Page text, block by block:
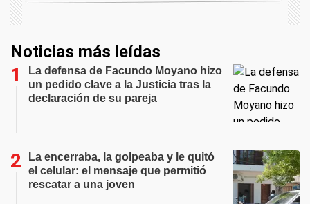
Noticias más leídas
La defensa de Facundo Moyano hizo
un pedido clave a la Justicia tras la
declaración de su pareja
La encerraba, la golpeaba y le quitó
el celular: el mensaje que permitió
rescatar a una joven